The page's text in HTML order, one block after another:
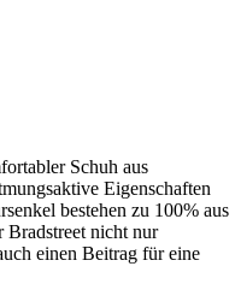
Schuh aus
Eigenschaften
bestehen zu 100% aus
Bradstreet nicht nur
einen Beitrag für eine